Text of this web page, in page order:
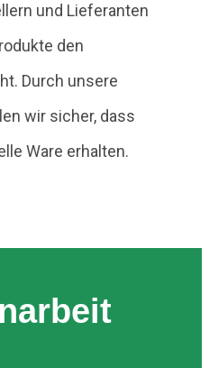
und Lieferanten
den
Durch unsere
wir sicher, dass
Ware erhalten.